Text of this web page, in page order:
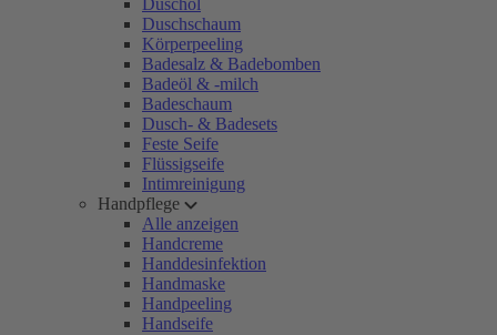
Duschöl
Duschschaum
Körperpeeling
Badesalz & Badebomben
Badeöl & -milch
Badeschaum
Dusch- & Badesets
Feste Seife
Flüssigseife
Intimreinigung
Handpflege
Alle anzeigen
Handcreme
Handdesinfektion
Handmaske
Handpeeling
Handseife